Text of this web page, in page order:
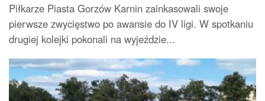
Piłkarze Piasta Gorzów Karnin zainkasowali swoje
pierwsze zwycięstwo po awansie do IV ligi. W spotkaniu
drugiej kolejki pokonali na wyjeździe...